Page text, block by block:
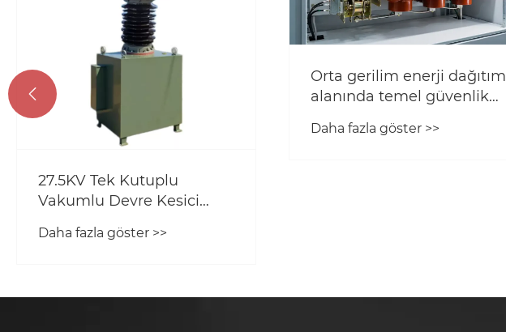
27.5KV Tek Kutuplu
Vakumlu Devre Kesici
Korumasını Nasıl Sağlar?
Daha fazla göster >>
Orta gerilim enerji dağıtım
alanında temel güvenlik
Daha fazla göster >>
